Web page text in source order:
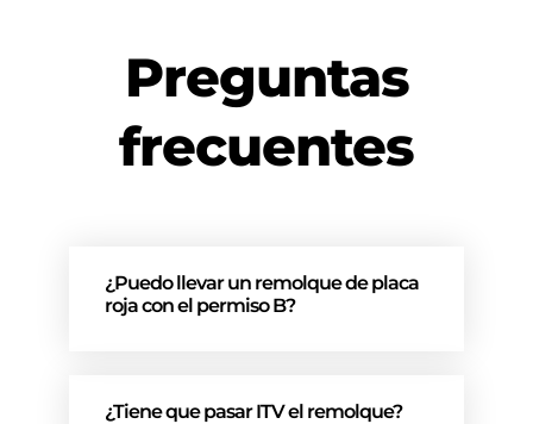
Preguntas
frecuentes
¿Puedo llevar un remolque de placa
roja con el permiso B?
¿Tiene que pasar ITV el remolque?